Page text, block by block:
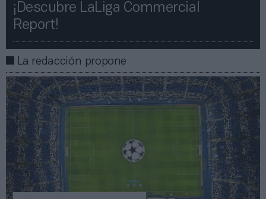
¡Descubre LaLiga Commercial
Report!​​
La redacción propone